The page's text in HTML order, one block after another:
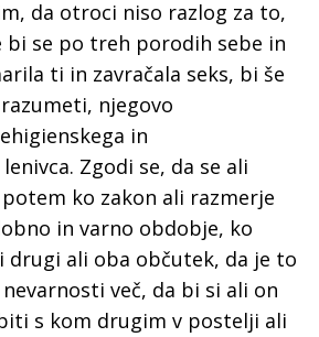
da otroci niso razlog za to,
bi se po treh porodih sebe in
ti in zavračala seks, bi še
njegovo
in
Zgodi se, da se ali
ko zakon ali razmerje
in varno obdobje, ko
drugi ali oba občutek, da je to
več, da bi si ali on
s kom drugim v postelji ali